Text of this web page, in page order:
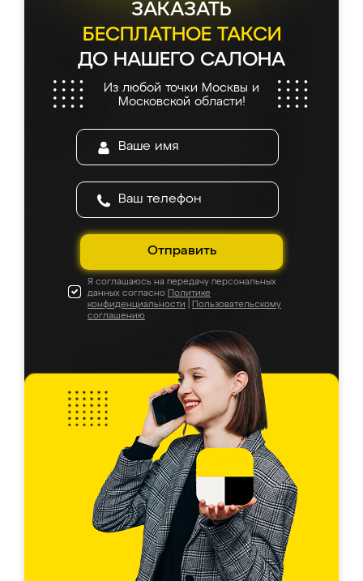
ЗАКАЗАТЬ
БЕСПЛАТНОЕ ТАКСИ
ДО НАШЕГО САЛОНА
Из любой точки Москвы и
Московской области!
Отправить
Я соглашаюсь на передачу персональных
данных согласно Политике
конфиденциальности
Пользовательскому
соглашению